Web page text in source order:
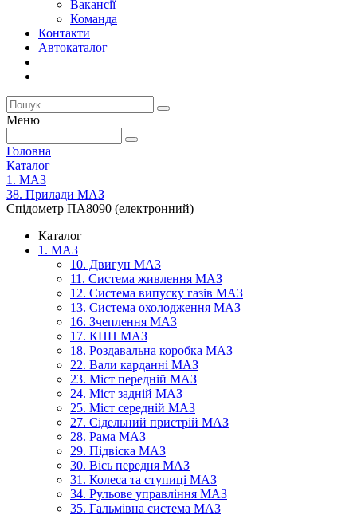
Вакансії
Команда
Контакти
Автокаталог
Меню
Головна
Каталог
1. МАЗ
38. Прилади МАЗ
Спідометр ПА8090 (електронний)
Каталог
1. МАЗ
10. Двигун МАЗ
11. Система живлення МАЗ
12. Система випуску газів МАЗ
13. Система охолодження МАЗ
16. Зчеплення МАЗ
17. КПП МАЗ
18. Роздавальна коробка МАЗ
22. Вали карданні МАЗ
23. Міст передній МАЗ
24. Міст задній МАЗ
25. Міст середній МАЗ
27. Сідельний пристрій МАЗ
28. Рама МАЗ
29. Підвіска МАЗ
30. Вісь передня МАЗ
31. Колеса та ступиці МАЗ
34. Рульове управління МАЗ
35. Гальмівна система МАЗ